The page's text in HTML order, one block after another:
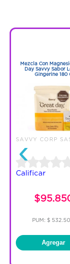
‹
Mezcla Con
Day Savvy Sabor
Gingerine 180
SAVVY CORP
Calificar
PUM: $
Agregar